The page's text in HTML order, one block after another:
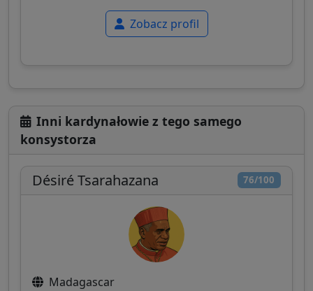
Zobacz profil
Inni kardynałowie z tego samego
konsystorza
76/100
Désiré Tsarahazana
Madagascar